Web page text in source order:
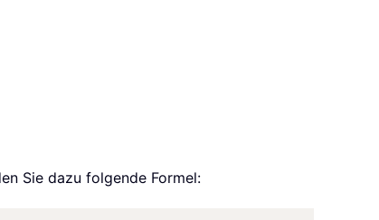
Sie dazu folgende Formel: